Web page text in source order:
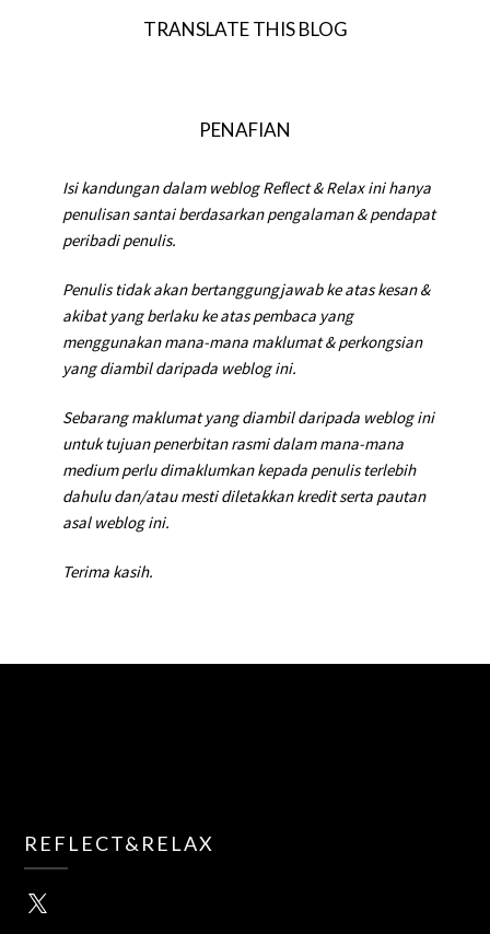
TRANSLATE THIS BLOG
PENAFIAN
Isi kandungan dalam weblog Reflect & Relax ini hanya
penulisan santai berdasarkan pengalaman & pendapat
peribadi penulis.
Penulis tidak akan bertanggungjawab ke atas kesan &
akibat yang berlaku ke atas pembaca yang
menggunakan mana-mana maklumat & perkongsian
yang diambil daripada weblog ini.
Sebarang maklumat yang diambil daripada weblog ini
untuk tujuan penerbitan rasmi dalam mana-mana
medium perlu dimaklumkan kepada penulis terlebih
dahulu dan/atau mesti diletakkan kredit serta pautan
asal weblog ini.
Terima kasih.
REFLECT&RELAX
X